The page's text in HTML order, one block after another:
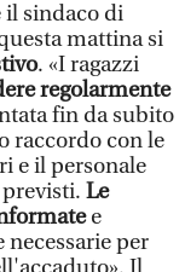
il sindaco di
mattina si
. «I ragazzi
regolarmente
fin da subito
raccordo con le
e il personale
Le
e
per